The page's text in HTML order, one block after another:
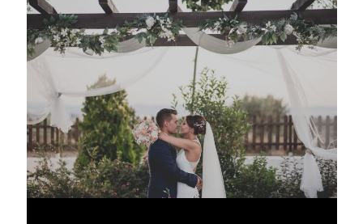
CONTACTO
OTROS
GRANADA, ESPAÑA
+34 652592145